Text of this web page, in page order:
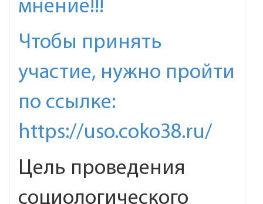
мнение!!!
Чтобы принять
участие, нужно пройти
по ссылке:
https://uso.coko38.ru/
Цель проведения
социологического